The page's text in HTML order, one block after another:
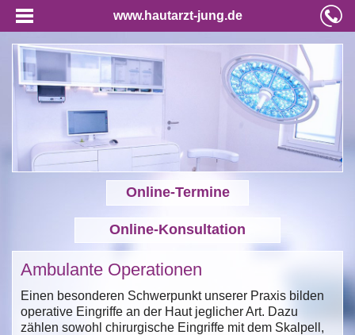
www.hautarzt-jung.de
Online-Termine
Online-Konsultation
Ambulante Operationen
Einen besonderen Schwerpunkt unserer Praxis bilden
operative Eingriffe an der Haut jeglicher Art. Dazu
zählen sowohl chirurgische Eingriffe mit dem Skalpell,